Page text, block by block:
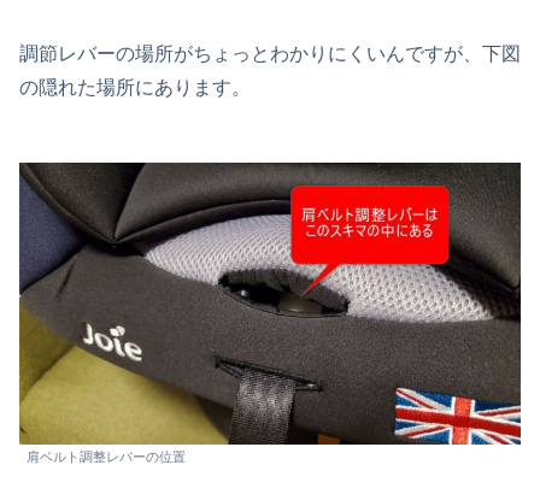
調節レバーの場所がちょっとわかりにくいんですが、下図
の隠れた場所にあります。
肩ベルト調整レバーの位置